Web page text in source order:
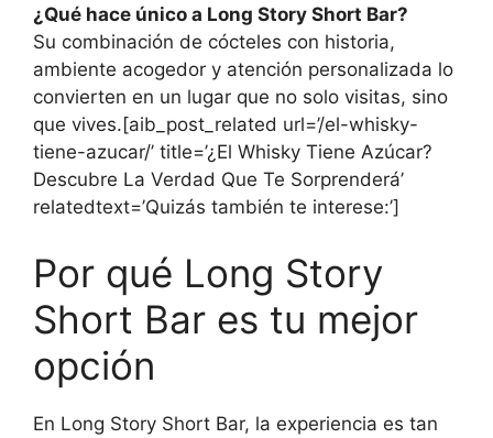
¿Qué hace único a Long Story Short Bar?
Su combinación de cócteles con historia,
ambiente acogedor y atención personalizada lo
convierten en un lugar que no solo visitas, sino
que vives.[aib_post_related url=’/el-whisky-
tiene-azucar/’ title=’¿El Whisky Tiene Azúcar?
Descubre La Verdad Que Te Sorprenderá’
relatedtext=’Quizás también te interese:’]
Por qué Long Story
Short Bar es tu mejor
opción
En Long Story Short Bar, la experiencia es tan